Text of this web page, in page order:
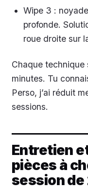
Wipe 3 :
profonde.
roue droite sur
Chaque technique
minutes. Tu
Perso, j’ai réduit
sessions.
Entretien
pièces à
session de